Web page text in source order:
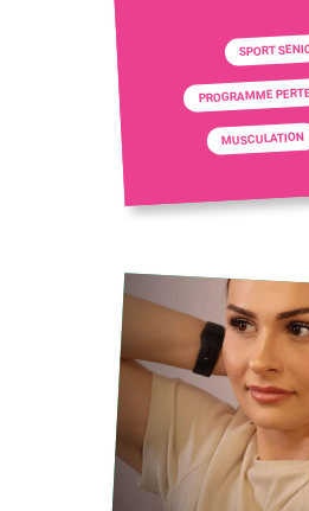
SPORT
PROGRAMME
MUSCULATION